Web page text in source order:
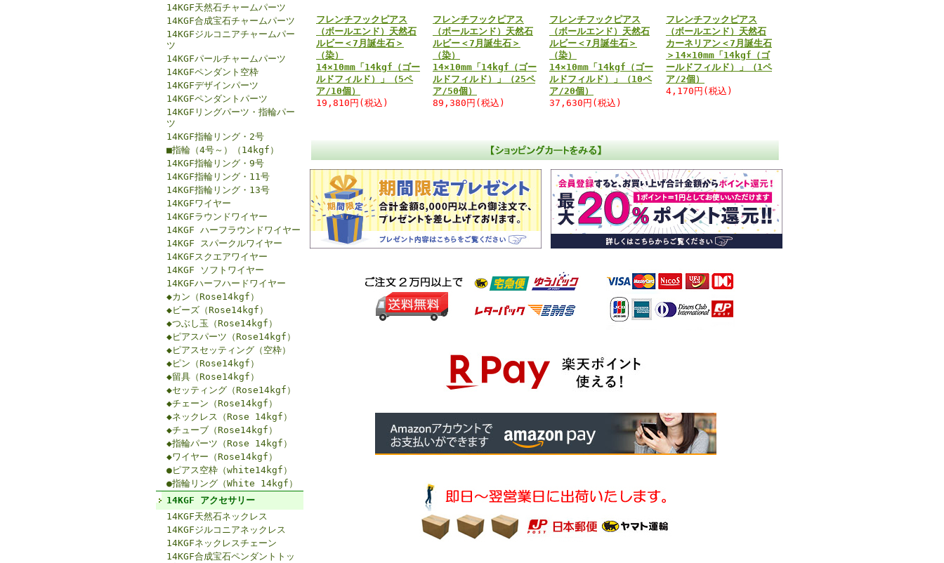
14KGF天然石チャームパーツ
14KGF合成宝石チャームパーツ
14KGFジルコニアチャームパー
ツ
14KGFパールチャームパーツ
14KGFペンダント空枠
14KGFデザインパーツ
14KGFペンダントパーツ
14KGFリングパーツ・指輪パー
ツ
14KGF指輪リング・2号
■指輪（4号～）（14kgf）
14KGF指輪リング・9号
14KGF指輪リング・11号
14KGF指輪リング・13号
14KGFワイヤー
14KGFラウンドワイヤー
14KGF ハーフラウンドワイヤー
14KGF スパークルワイヤー
14KGFスクエアワイヤー
14KGF ソフトワイヤー
14KGFハーフハードワイヤー
◆カン（Rose14kgf）
◆ビーズ（Rose14kgf）
◆つぶし玉（Rose14kgf）
◆ピアスパーツ（Rose14kgf）
◆ピアスセッティング（空枠）
◆ピン（Rose14kgf）
◆留具（Rose14kgf）
◆セッティング（Rose14kgf）
◆チェーン（Rose14kgf）
◆ネックレス（Rose 14kgf）
◆チューブ（Rose14kgf）
◆指輪パーツ（Rose 14kgf）
◆ワイヤー（Rose14kgf）
●ピアス空枠（white14kgf）
●指輪リング（White 14kgf）
14KGF アクセサリー
14KGF天然石ネックレス
14KGFジルコニアネックレス
14KGFネックレスチェーン
14KGF合成宝石ペンダントトッ
フレンチフックピアス
（ボールエンド）天然石
ルビー＜7月誕生石＞
（染）
14×10mm「14kgf（ゴー
ルドフィルド）」（5ペ
ア/10個）
19,810円(税込)
フレンチフックピアス
（ボールエンド）天然石
ルビー＜7月誕生石＞
（染）
14×10mm「14kgf（ゴー
ルドフィルド）」（25ペ
ア/50個）
89,380円(税込)
フレンチフックピアス
（ボールエンド）天然石
ルビー＜7月誕生石＞
（染）
14×10mm「14kgf（ゴー
ルドフィルド）」（10ペ
ア/20個）
37,630円(税込)
フレンチフックピアス
（ボールエンド）天然石
カーネリアン＜7月誕生石
＞14×10mm「14kgf（ゴ
ールドフィルド）」（1ペ
ア/2個）
4,170円(税込)